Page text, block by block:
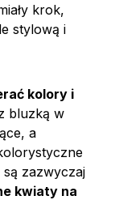
krok,
stylową i
kolory i
bluzką w
a
są zazwyczaj
kwiaty na